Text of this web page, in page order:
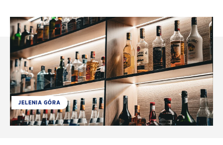
JELENIA GÓRA